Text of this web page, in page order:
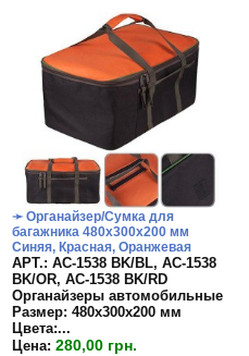
➛ Органайзер/Сумка для
багажника 480х300х200 мм
Синяя, Красная, Оранжевая
APT.: АС-1538 BK/BL, АС-1538
BK/OR, АС-1538 BK/RD
Органайзеры автомобильные
Размер: 480х300х200 мм
Цвета:...
Цена: 280,00 грн.